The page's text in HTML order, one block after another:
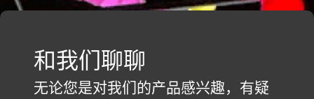
和我们聊聊
无论您是对我们的产品感兴趣，有疑